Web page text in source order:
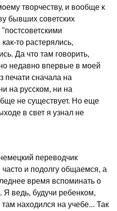
творчеству, и вообще к
бывших советских
то растерялись,
Да что там говорить,
недавно впервые в моей
печати сначала на
на русском, ни на
не существует. Но еще
в свет я узнал не
переводчик
и подолгу общаемся, а
время вспоминать о
Я ведь, будучи ребенком,
находился на учебе... Так